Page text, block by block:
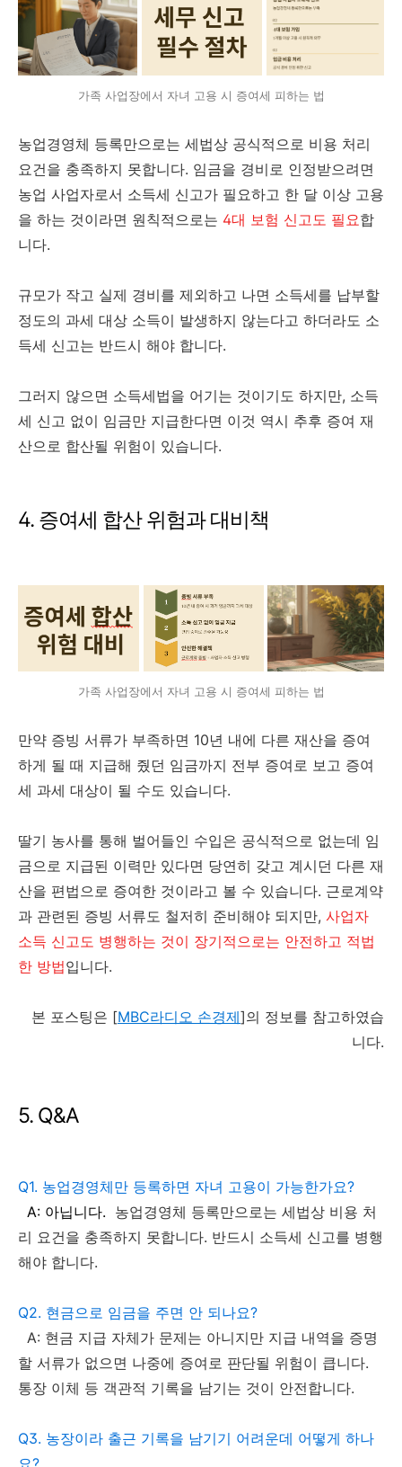
가족 사업장에서 자녀 고용 시 증여세 피하는 법
농업경영체 등록만으로는 세법상 공식적으로 비용 처리
요건을 충족하지 못합니다. 임금을 경비로 인정받으려면
농업 사업자로서 소득세 신고가 필요하고 한 달 이상 고용
을 하는 것이라면 원칙적으로는 4대 보험 신고도 필요합
니다.
규모가 작고 실제 경비를 제외하고 나면 소득세를 납부할
정도의 과세 대상 소득이 발생하지 않는다고 하더라도 소
득세 신고는 반드시 해야 합니다.
그러지 않으면 소득세법을 어기는 것이기도 하지만, 소득
세 신고 없이 임금만 지급한다면 이것 역시 추후 증여 재
산으로 합산될 위험이 있습니다.
4. 증여세 합산 위험과 대비책
가족 사업장에서 자녀 고용 시 증여세 피하는 법
만약 증빙 서류가 부족하면 10년 내에 다른 재산을 증여
하게 될 때 지급해 줬던 임금까지 전부 증여로 보고 증여
세 과세 대상이 될 수도 있습니다.
딸기 농사를 통해 벌어들인 수입은 공식적으로 없는데 임
금으로 지급된 이력만 있다면 당연히 갖고 계시던 다른 재
산을 편법으로 증여한 것이라고 볼 수 있습니다. 근로계약
과 관련된 증빙 서류도 철저히 준비해야 되지만, 사업자
소득 신고도 병행하는 것이 장기적으로는 안전하고 적법
한 방법입니다.
본 포스팅은 [MBC라디오 손경제]의 정보를 참고하였습
니다.
5. Q&A
Q1. 농업경영체만 등록하면 자녀 고용이 가능한가요?
A: 아닙니다. 농업경영체 등록만으로는 세법상 비용 처
리 요건을 충족하지 못합니다. 반드시 소득세 신고를 병행
해야 합니다.
Q2. 현금으로 임금을 주면 안 되나요?
A: 현금 지급 자체가 문제는 아니지만 지급 내역을 증명
할 서류가 없으면 나중에 증여로 판단될 위험이 큽니다.
통장 이체 등 객관적 기록을 남기는 것이 안전합니다.
Q3. 농장이라 출근 기록을 남기기 어려운데 어떻게 하나